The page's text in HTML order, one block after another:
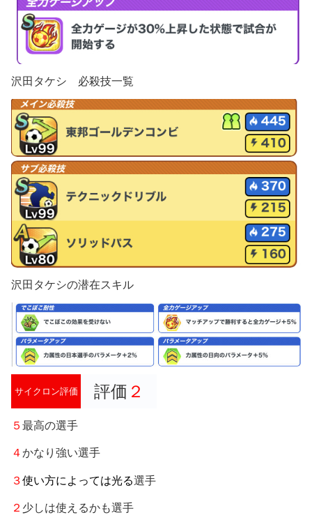
沢田タケシ 必殺技一覧
沢田タケシの潜在スキル
サイクロン評価 評価 ２
５ 最高の選手
４かなり強い選手
３使い方によっては光る選手
２ 少しは使えるかも選手